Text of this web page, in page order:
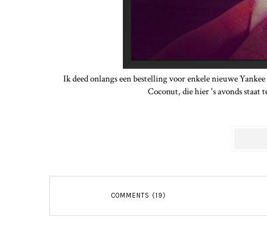
Ik deed onlangs een bestelling voor enkele nieuwe
Coconut, die hier 's avonds staat
COMMENTS (19)